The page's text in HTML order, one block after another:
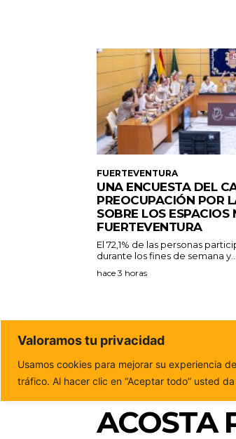
FUERTEVENTURA
UNA ENCUESTA DEL
PREOCUPACIÓN POR
SOBRE LOS ESPACIOS
FUERTEVENTURA
El 72,1% de las personas
durante los fines de semana y...
hace 3 horas